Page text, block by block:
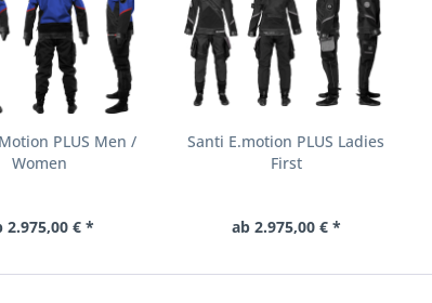
PLUS Men /
Women
2.975,00 € *
Santi E.motion PLUS Ladies
First
ab 2.975,00 € *